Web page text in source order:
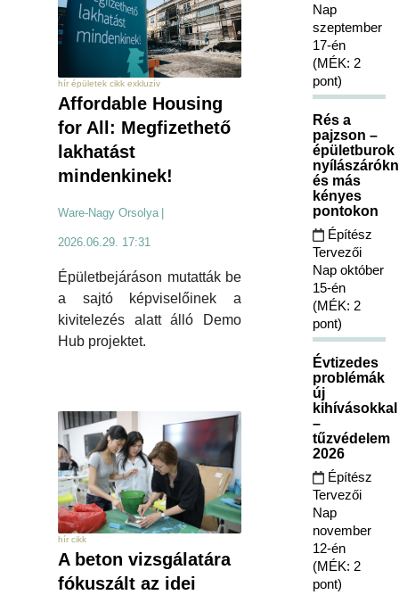
hír épületek cikk exkluzív
Affordable Housing
for All: Megfizethető
lakhatást
mindenkinek!
Ware-Nagy Orsolya
2026.06.29. 17:31
Épületbejáráson mutatták be
a sajtó képviselőinek a
kivitelezés alatt álló Demo
Hub projektet.
hír cikk
A beton vizsgálatára
fókuszált az idei
Nap
szeptember
17-én
(MÉK: 2
pont)
Rés a
pajzson –
épületburok
és más
kényes
pontokon
Építész
Tervezői
Nap október
15-én
(MÉK: 2
pont)
Évtizedes
problémák
új
kihívásokkal
–
tűzvédelem
2026
Építész
Tervezői
Nap
november
12-én
(MÉK: 2
pont)